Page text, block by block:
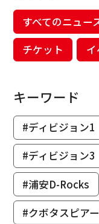
すべてのニュー
チケット
キーワード
#ディビジョン1
#ディビジョン3
#浦安D-Rocks
#クボタスピア